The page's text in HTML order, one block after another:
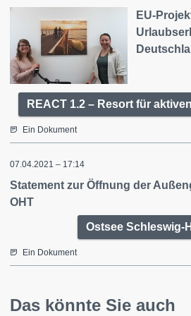
EU-
REACT 1.2 – Resort für
Ein Dokument
07.04.2021 – 17:14
Statement zur Öffnung der
OHT
Ostsee Schleswig-
Ein Dokument
Das könnte Sie auch